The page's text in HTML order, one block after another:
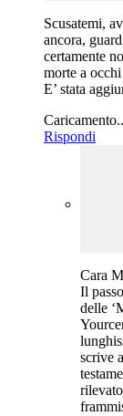
Scusatemi,
ancora,
certamente
morte a
E’ stata
Rispondi
Cara
Il
delle
scrive